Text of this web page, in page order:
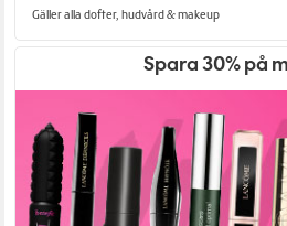
Gäller alla dofter, hudvård & makeup
Spara 30% på